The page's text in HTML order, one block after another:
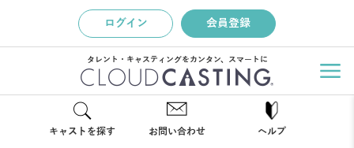
ログイン 会員登録
タレント・キャスティングをカンタン、スマートに
キャストを探す お問い合わせ ヘルプ